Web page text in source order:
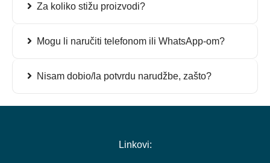
Za koliko stižu proizvodi?
Mogu li naručiti telefonom ili WhatsApp-om?
Nisam dobio/la potvrdu narudžbe, zašto?
Linkovi: